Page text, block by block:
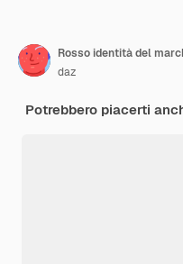
daz
Potrebbero piacerti